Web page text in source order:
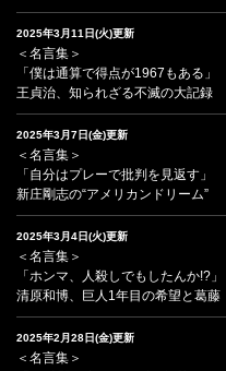
2025年3月11日(火)更新
＜名言集＞
「僕は通算で得点が1967もある」
王貞治、知られざる不滅の大記録
2025年3月7日(金)更新
＜名言集＞
「自分はプレーで批判を見返す」
新庄剛志の“アメリカンドリーム”
2025年3月4日(火)更新
＜名言集＞
「ホンマ、人殺しでもしたんか!?」
清原和博、巨人1年目の希望と葛藤
2025年2月28日(金)更新
＜名言集＞